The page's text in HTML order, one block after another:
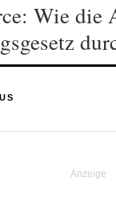
Wie die